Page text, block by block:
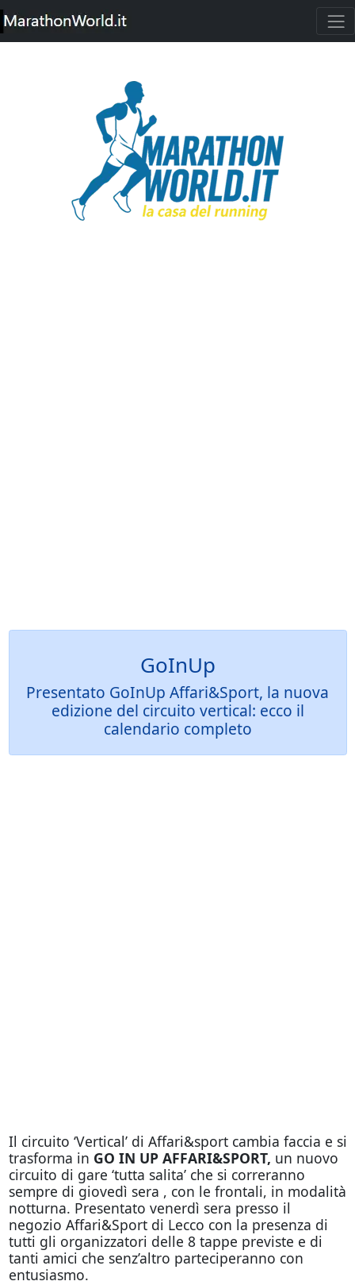
GoInUp
Presentato GoInUp Affari&Sport, la nuova
edizione del circuito vertical: ecco il
calendario completo
Il circuito ‘Vertical’ di Affari&sport cambia faccia e si
trasforma in GO IN UP AFFARI&SPORT, un nuovo
circuito di gare ‘tutta salita’ che si correranno
sempre di giovedì sera , con le frontali, in modalità
notturna. Presentato venerdì sera presso il
negozio Affari&Sport di Lecco con la presenza di
tutti gli organizzatori delle 8 tappe previste e di
tanti amici che senz’altro parteciperanno con
entusiasmo.